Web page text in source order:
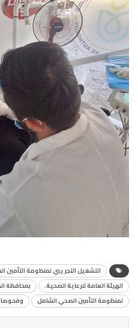
التشغيل التجريبي لمنظومة التأمين
الهيئة العامة للرعاية الصحية.
بمحافظة
لمنظومة التأمين الصحي الشامل